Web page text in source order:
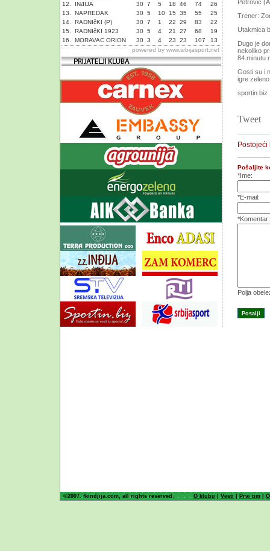
12.
INđIJA 30 7 5 18 46 74
26
13.
NAPREDAK 30 5 10 15 35 55
25
14.
RADNIčKI (P) 30 7 1 22 29 83
22
15.
RADNIčKI 1923 30 5 4 21 27 68
19
16.
MORAVAC ORION 30 3 4 23 23 107
13
powered by www.srbijasport.net
Petrović
Trener:
Utakmica
Dugo je
nekoliko
84.minutu
Gosti su i
igre
sportin.biz
Tweet
Postojeći
Pošaljite
*Ime:
*E-mail:
*Komentar:
Polja
©2007. fkindjija.com, all rights reserved. O klubu |Vesti | Prvi tim |